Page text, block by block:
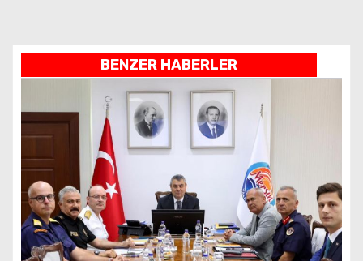
BENZER HABERLER